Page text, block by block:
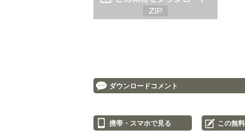
ダウンロードコメント
携帯・スマホで見る この無